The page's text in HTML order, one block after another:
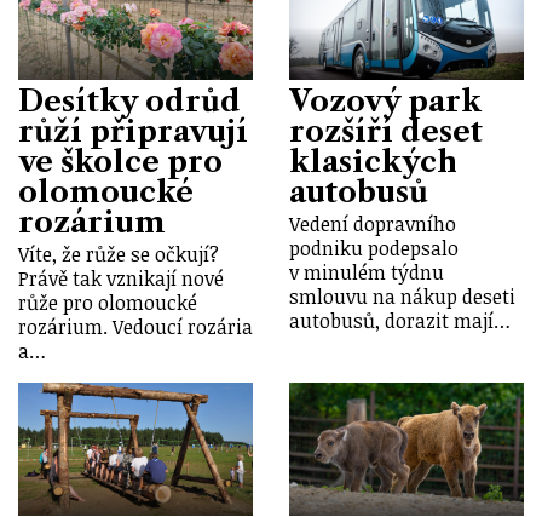
Desítky odrůd
růží připravují
ve školce pro
olomoucké
rozárium
Víte, že růže se očkují?
Právě tak vznikají nové
růže pro olomoucké
rozárium. Vedoucí rozária
a…
Vozový park
rozšíří deset
klasických
autobusů
Vedení dopravního
podniku podepsalo
v minulém týdnu
smlouvu na nákup deseti
autobusů, dorazit mají…